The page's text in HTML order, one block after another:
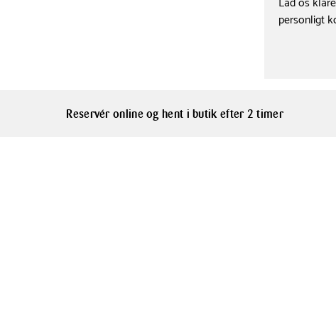
hjem.
Hulda er
Klarborgs
personligt
Reservér online og hent i butik efter 2 timer